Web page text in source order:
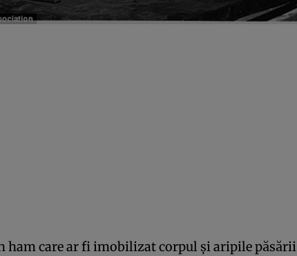
ham care ar fi imobilizat corpul şi aripile păsării